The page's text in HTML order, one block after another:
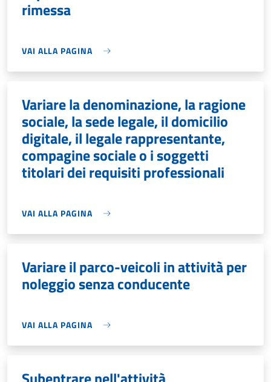
rimessa
VAI ALLA PAGINA
Variare la denominazione, la ragione
sociale, la sede legale, il domicilio
digitale, il legale rappresentante,
compagine sociale o i soggetti
titolari dei requisiti professionali
VAI ALLA PAGINA
Variare il parco-veicoli in attività per
noleggio senza conducente
VAI ALLA PAGINA